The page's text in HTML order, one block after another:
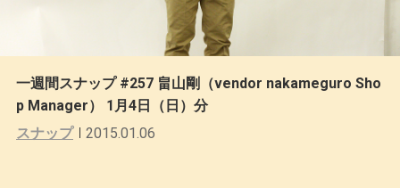
一週間スナップ #257 畠山剛（vendor nakameguro Sho
p Manager） 1月4日（日）分
スナップ
2015.01.06